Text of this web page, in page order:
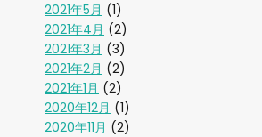
2021年5月 (1)
2021年4月 (2)
2021年3月 (3)
2021年2月 (2)
2021年1月 (2)
2020年12月 (1)
2020年11月 (2)